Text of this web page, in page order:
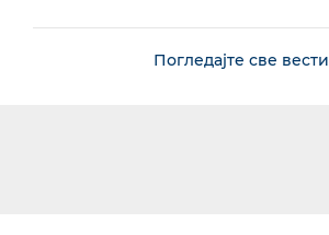
Погледајте све вести